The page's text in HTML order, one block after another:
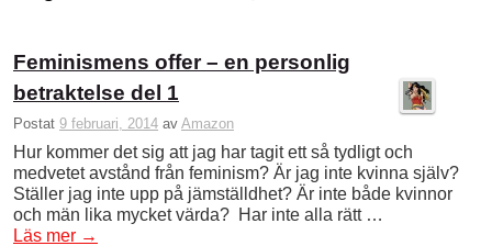
Feminismens offer – en personlig
betraktelse del 1
Postat 9 februari, 2014 av Amazon
Hur kommer det sig att jag har tagit ett så tydligt och
medvetet avstånd från feminism? Är jag inte kvinna själv?
Ställer jag inte upp på jämställdhet? Är inte både kvinnor
och män lika mycket värda? Har inte alla rätt …
Läs mer →